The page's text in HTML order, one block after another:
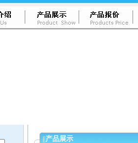
产品展示